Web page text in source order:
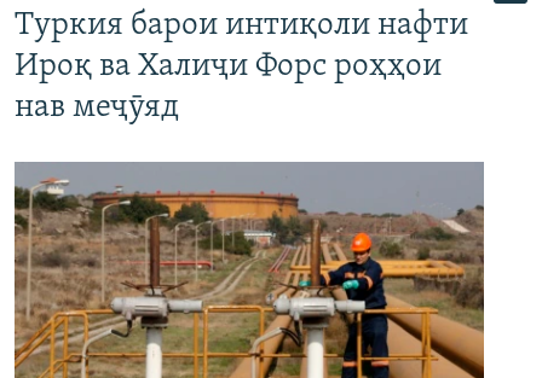
Туркия барои интиқоли нафти
Ироқ ва Халиҷи Форс роҳҳои
нав меҷӯяд